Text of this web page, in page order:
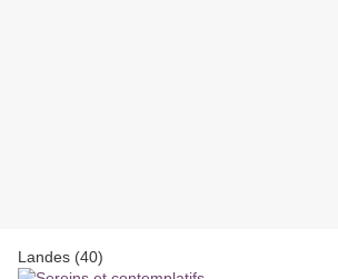
Landes (40)